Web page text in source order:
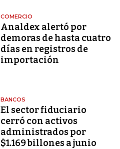
COMERCIO
Analdex alertó por
demoras de hasta cuatro
días en registros de
importación
BANCOS
El sector fiduciario
cerró con activos
administrados por
$1.169 billones a junio